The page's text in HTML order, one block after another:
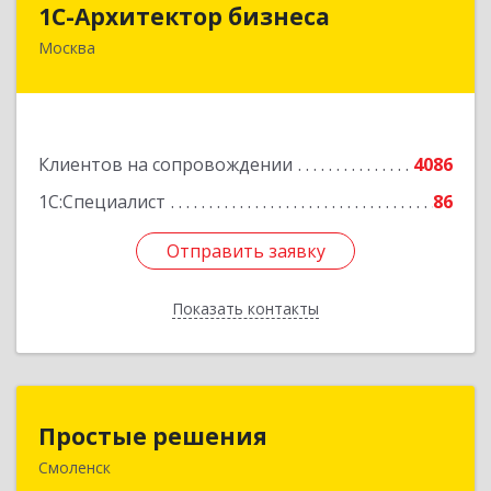
1С-Архитектор бизнеса
Москва
Клиентов на сопровождении
4086
1С:Специалист
86
Отправить заявку
Показать контакты
115114, Москва г, Кожевнический 2-й пер, дом
Отправить заявку
Назад
Простые решения
Смоленск
214015, Смоленская обл, Смоленск г, Большая